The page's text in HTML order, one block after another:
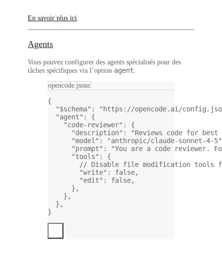
En savoir plus ici
Agents
Vous pouvez configurer des agents spécialisés pour des
tâches spécifiques via l’option agent
opencode.jsonc
{
"$schema" :
"https://opencode.ai/
"agent" : {
"code-reviewer" : {
"description" :
"Reviews code for
"model" :
"anthropic/claude-sonnet-4-5"
"prompt" :
"You are a code reviewer.
"tools" : {
// Disable file modification tools
"write" : false,
"edit" : false,
},
},
},
}